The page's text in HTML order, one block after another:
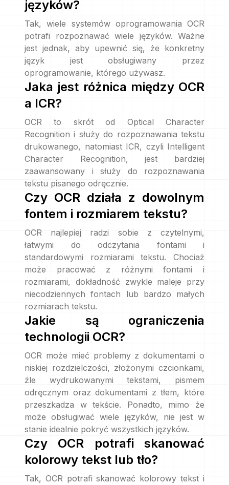
języków?
Tak, wiele systemów oprogramowania OCR
potrafi rozpoznawać wiele języków. Ważne
jest jednak, aby upewnić się, że konkretny
język jest obsługiwany przez
oprogramowanie, którego używasz.
Jaka jest różnica między OCR
a ICR?
OCR to skrót od Optical Character
Recognition i służy do rozpoznawania tekstu
drukowanego, natomiast ICR, czyli Intelligent
Character Recognition, jest bardziej
zaawansowany i służy do rozpoznawania
tekstu pisanego odręcznie.
Czy OCR działa z dowolnym
fontem i rozmiarem tekstu?
OCR najlepiej radzi sobie z czytelnymi,
łatwymi do odczytania fontami i
standardowymi rozmiarami tekstu. Chociaż
może pracować z różnymi fontami i
rozmiarami, dokładność zwykle maleje przy
niecodziennych fontach lub bardzo małych
rozmiarach tekstu.
Jakie są ograniczenia
technologii OCR?
OCR może mieć problemy z dokumentami o
niskiej rozdzielczości, złożonymi czcionkami,
źle wydrukowanymi tekstami, pismem
odręcznym oraz dokumentami z tłem, które
przeszkadza w tekście. Ponadto, mimo że
może obsługiwać wiele języków, nie jest w
stanie idealnie pokryć wszystkich języków.
Czy OCR potrafi skanować
kolorowy tekst lub tło?
Tak, OCR potrafi skanować kolorowy tekst i